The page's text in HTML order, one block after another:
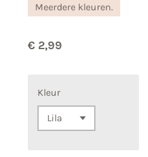
Meerdere kleuren.
€ 2,99
Kleur